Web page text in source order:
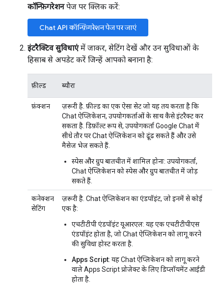
कॉन्फ़िगरेशनपेज पर क्लिक करें:
Chat API कॉन्फ़िगरेशन पेज पर जाएं
इंटरैक्टिव सुविधाएंमें जाकर, सेटिंग देखें और उन सुविधाओं के
हिसाब से अपडेट करें जिन्हें आपको बनाना है:
फ़ील्ड ब्यौरा
फ़ंक्शन
ज़रूरी है. फ़ील्ड का एक ऐसा सेट जो यह तय करता है कि
Chat ऐप्लिकेशन, उपयोगकर्ताओं के साथ कैसे इंटरैक्ट कर
सकता है. डिफ़ॉल्ट रूप से, उपयोगकर्ता Google Chat में
सीधे तौर पर Chat ऐप्लिकेशन को ढूंढ सकते हैं और उसे
मैसेज भेज सकते हैं.
स्पेस और ग्रुप बातचीत में शामिल होना: उपयोगकर्ता,
Chat ऐप्लिकेशन को स्पेस और ग्रुप बातचीत में जोड़
सकते हैं.
कनेक्शन
सेटिंग
ज़रूरी है. Chat ऐप्लिकेशन का एंडपॉइंट, जो इनमें से कोई
एक है:
एचटीटीपी एंडपॉइंट यूआरएल: यह एक एचटीटीपीएस
एंडपॉइंट होता है, जो Chat ऐप्लिकेशन को लागू करने
की सुविधा होस्ट करता है.
Apps Script: यह Chat ऐप्लिकेशन को लागू करने
वाले Apps Script प्रोजेक्ट के लिए डिप्लॉयमेंट आईडी
होता है.